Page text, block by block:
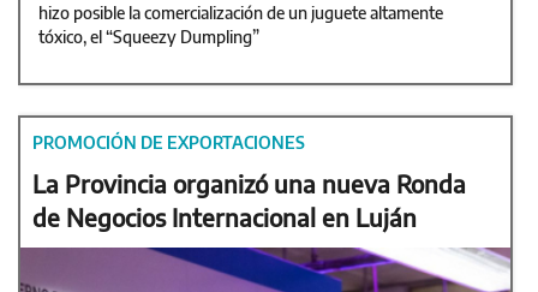
hizo posible la comercialización de un juguete altamente
tóxico, el “Squeezy Dumpling”
PROMOCIÓN DE EXPORTACIONES
La Provincia organizó una nueva Ronda
de Negocios Internacional en Luján